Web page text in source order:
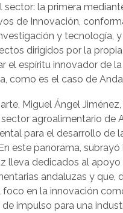
sector: la primera
de Innovación,
y tecnología,
dirigidos por la
el espíritu innovador de
como es el caso de
Miguel Ángel
agroalimentario de
para el desarrollo de
este panorama,
lleva dedicados al apoyo
andaluzas y que,
foco en la innovación
impulso para una